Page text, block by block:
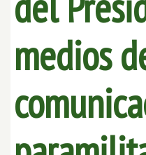
medios